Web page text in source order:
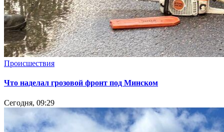
Происшествия
Что наделал грозовой фронт под Минском
Сегодня, 09:29